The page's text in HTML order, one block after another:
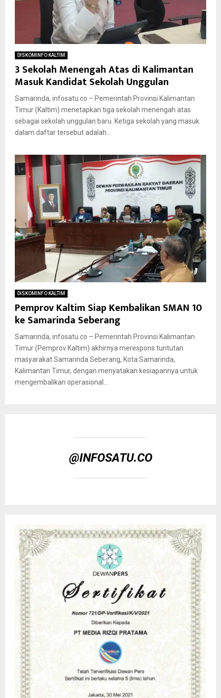
DISKOMINFO KALTIM
3 Sekolah Menengah Atas di Kalimantan
Masuk Kandidat Sekolah Unggulan
Samarinda, infosatu.co – Pemerintah Provinsi Kalimantan
Timur (Kaltim) menetapkan tiga sekolah menengah atas
sebagai sekolah unggulan baru. Ketiga sekolah yang masuk
dalam daftar tersebut adalah...
DISKOMINFO KALTIM
Pemprov Kaltim Siap Kembalikan SMAN 10
ke Samarinda Seberang
Samarinda, infosatu.co – Pemerintah Provinsi Kalimantan
Timur (Pemprov Kaltim) akhirnya merespons tuntutan
masyarakat Samarinda Seberang, Kota Samarinda,
Kalimantan Timur, dengan menyatakan kesiapannya untuk
mengembalikan operasional...
@INFOSATU.CO